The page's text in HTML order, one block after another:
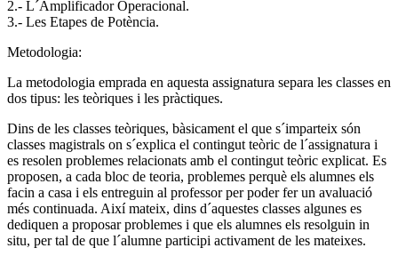
2.- L´Amplificador Operacional.
3.- Les Etapes de Potència.
Metodologia:
La metodologia emprada en aquesta assignatura separa les classes en
dos tipus: les teòriques i les pràctiques.
Dins de les classes teòriques, bàsicament el que s´imparteix són
classes magistrals on s´explica el contingut teòric de l´assignatura i
es resolen problemes relacionats amb el contingut teòric explicat. Es
proposen, a cada bloc de teoria, problemes perquè els alumnes els
facin a casa i els entreguin al professor per poder fer un avaluació
més continuada. Així mateix, dins d´aquestes classes algunes es
dediquen a proposar problemes i que els alumnes els resolguin in
situ, per tal de que l´alumne participi activament de les mateixes.